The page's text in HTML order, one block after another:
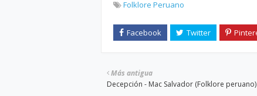
Folklore Peruano
Más antigua
Decepción - Mac Salvador (Folklore peruano)